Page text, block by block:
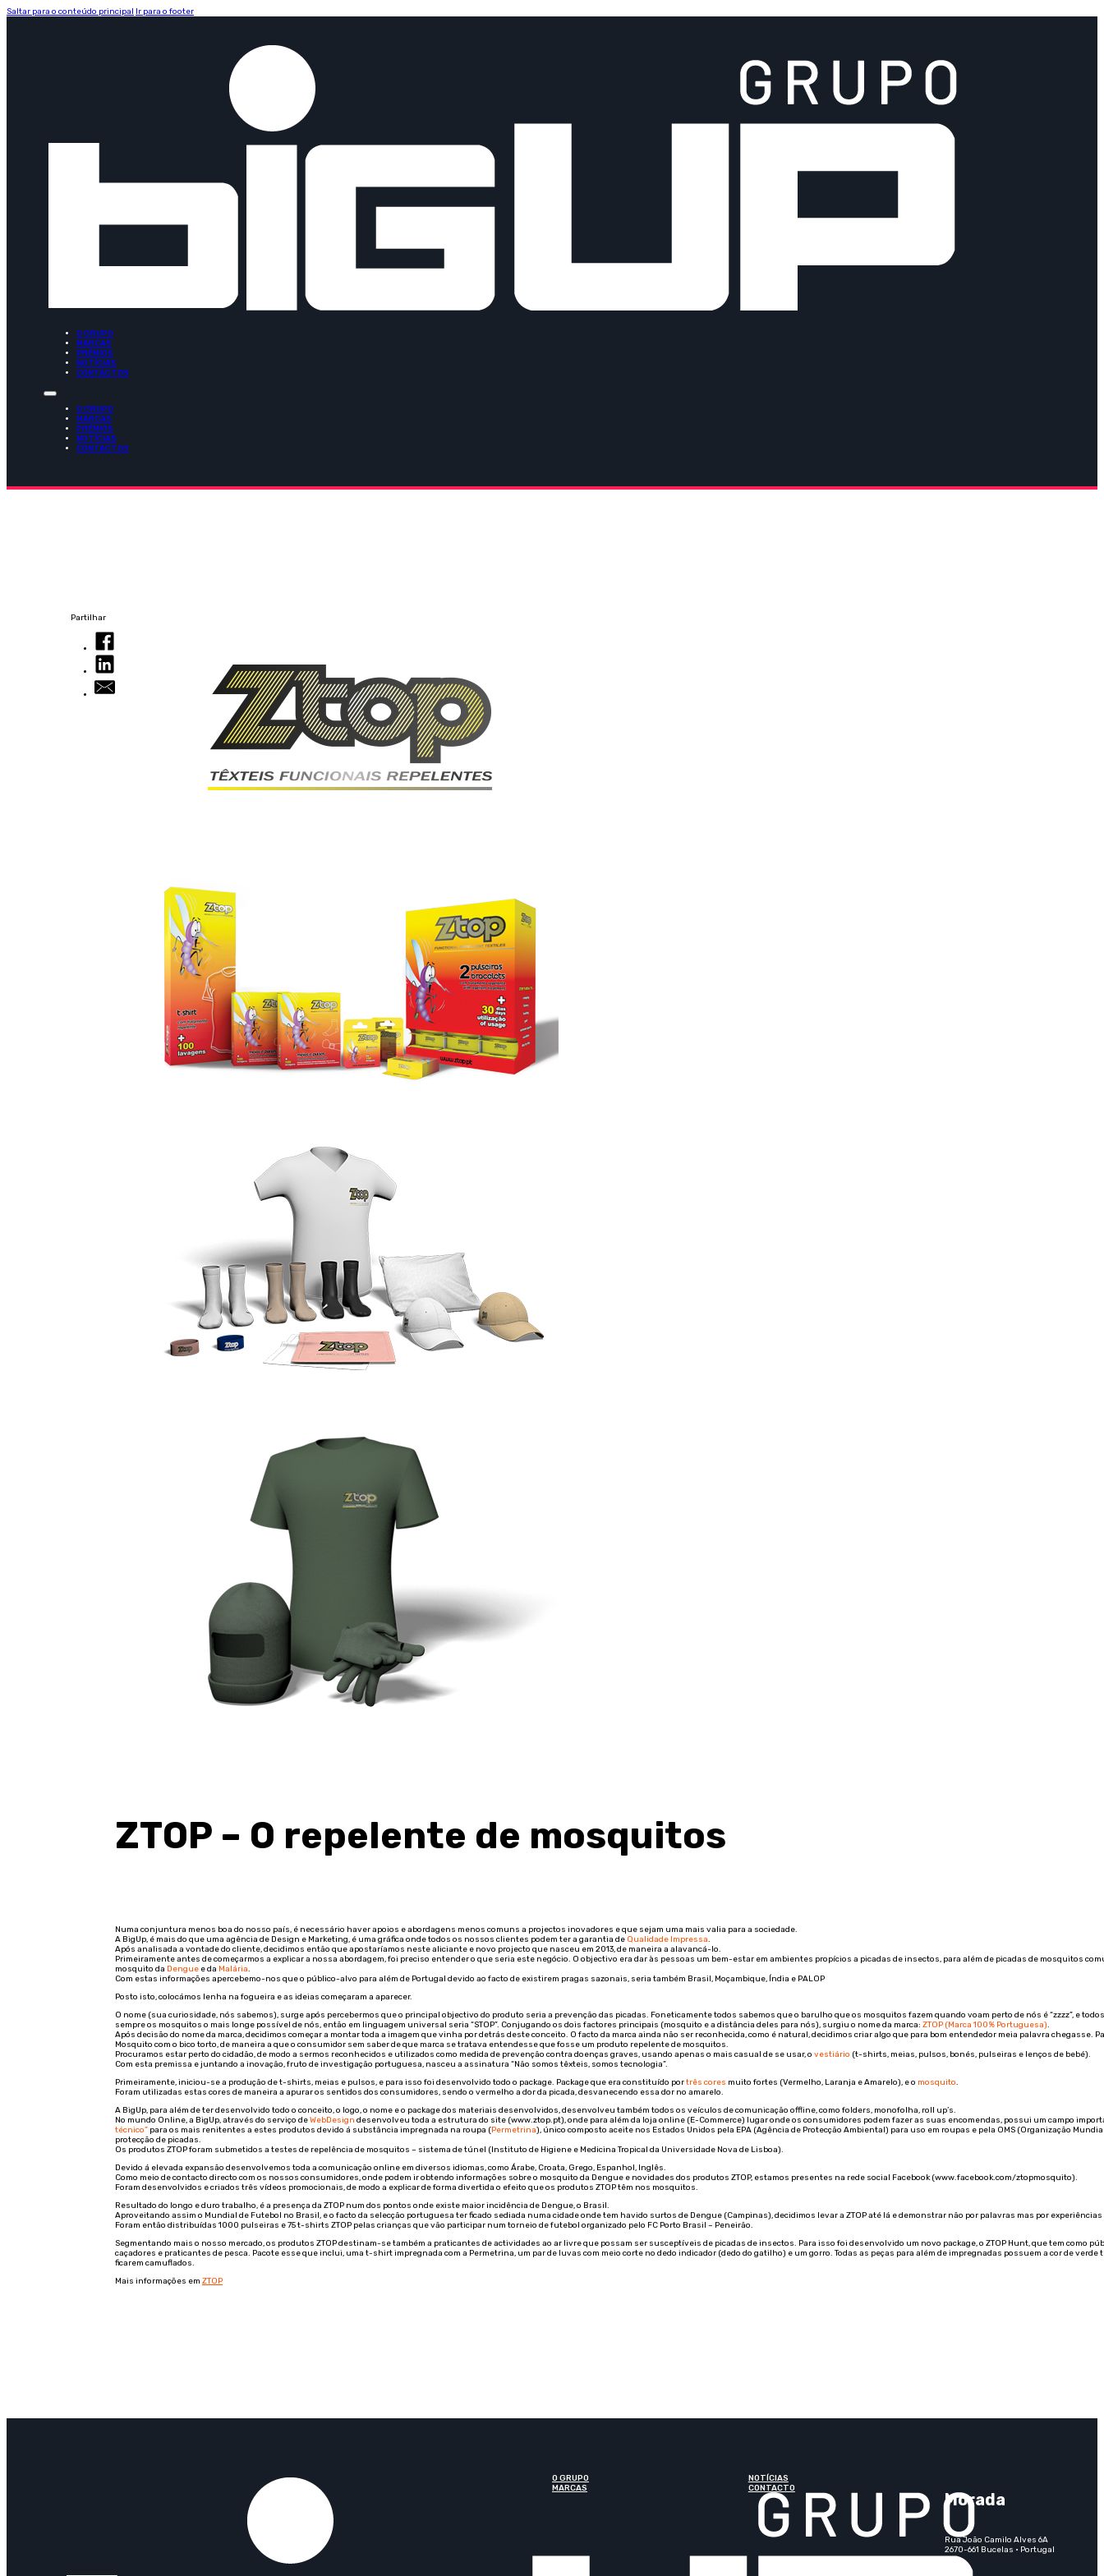
Saltar para o conteúdo principal Ir para o footer
O GRUPO
MARCAS
PRÉMIOS
NOTÍCIAS
CONTACTOS
O GRUPO
MARCAS
PRÉMIOS
NOTÍCIAS
CONTACTOS
Partilhar
ZTOP – O repelente de mosquitos
Numa conjuntura menos boa do nosso país, é necessário haver apoios e abordagens menos comuns a projectos inovadores e que sejam uma mais valia para a sociedade.
A BigUp, é mais do que uma agência de Design e Marketing, é uma gráfica onde todos os nossos clientes podem ter a garantia de Qualidade Impressa.
Após analisada a vontade do cliente, decidimos então que apostaríamos neste aliciante e novo projecto que nasceu em 2013, de maneira a alavancá-lo.
Primeiramente antes de começarmos a explicar a nossa abordagem, foi preciso entender o que seria este negócio. O objectivo era dar às pessoas um bem-estar em ambientes propícios a picadas de insectos, para além de picadas de mosquitos
mosquito da Denguee da Malária.
Com estas informações apercebemo-nos que o público-alvo para além de Portugal devido ao facto de existirem pragas sazonais, seria também Brasil, Moçambique, Índia e PALOP
Posto isto, colocámos lenha na fogueira e as ideias começaram a aparecer.
O nome (sua curiosidade, nós sabemos), surge após percebermos que o principal objectivo do produto seria a prevenção das picadas. Foneticamente todos sabemos que o barulho que os mosquitos fazem quando voam perto de nós é “zzzz”, e
sempre os mosquitos o mais longe possível de nós, então em linguagem universal seria “STOP”. Conjugando os dois factores principais (mosquito e a distância deles para nós), surgiu o nome da marca: ZTOP (Marca 100% Portuguesa).
Após decisão do nome da marca, decidimos começar a montar toda a imagem que vinha por detrás deste conceito. O facto da marca ainda não ser reconhecida, como é natural, decidimos criar algo que para bom entendedor meia palavra chegasse.
Mosquito com o bico torto, de maneira a que o consumidor sem saber de que marca se tratava entendesse que fosse um produto repelente de mosquitos.
Procuramos estar perto do cidadão, de modo a sermos reconhecidos e utilizados como medida de prevenção contra doenças graves, usando apenas o mais casual de se usar, o vestiário (t-shirts, meias, pulsos, bonés, pulseiras e lenços de bebé).
Com esta premissa e juntando a inovação, fruto de investigação portuguesa, nasceu a assinatura “Não somos têxteis, somos tecnologia”.
Primeiramente, iniciou-se a produção de t-shirts, meias e pulsos, e para isso foi desenvolvido todo o package. Package que era constituído portrês cores muito fortes (Vermelho, Laranja e Amarelo), e o mosquito.
Foram utilizadas estas cores de maneira a apurar os sentidos dos consumidores, sendo o vermelho a dor da picada, desvanecendo essa dor no amarelo.
A BigUp, para além de ter desenvolvido todo o conceito, o logo, o nome e o package dos materiais desenvolvidos, desenvolveu também todos os veículos de comunicação offline, como folders, monofolha, roll up’s.
No mundo Online, a BigUp, através do serviço deWebDesign desenvolveu toda a estrutura do site (www.ztop.pt), onde para além da loja online (E-Commerce) lugar onde os consumidores podem fazer as suas encomendas, possui um campo
técnico”para os mais renitentes a estes produtos devido á substância impregnada na roupa (Permetrina), único composto aceite nos Estados Unidos pela EPA (Agência de Protecção Ambiental) para uso em roupas e pela OMS (Organização
protecção de picadas.
Os produtos ZTOP foram submetidos a testes de repelência de mosquitos – sistema de túnel (Instituto de Higiene e Medicina Tropical da Universidade Nova de Lisboa).
Devido á elevada expansão desenvolvemos toda a comunicação online em diversos idiomas, como Árabe, Croata, Grego, Espanhol, Inglês.
Como meio de contacto directo com os nossos consumidores, onde podem ir obtendo informações sobre o mosquito da Dengue e novidades dos produtos ZTOP, estamos presentes na rede social Facebook (www.facebook.com/ztopmosquito).
Foram desenvolvidos e criados três vídeos promocionais, de modo a explicar de forma divertida o efeito que os produtos ZTOP têm nos mosquitos.
Resultado do longo e duro trabalho, é a presença da ZTOP num dos pontos onde existe maior incidência de Dengue, o Brasil.
Aproveitando assim o Mundial de Futebol no Brasil, e o facto da selecção portuguesa ter ficado sediada numa cidade onde tem havido surtos de Dengue (Campinas), decidimos levar a ZTOP até lá e demonstrar não por palavras mas por experiências
Foram então distribuídas 1000 pulseiras e 75 t-shirts ZTOP pelas crianças que vão participar num torneio de futebol organizado pelo FC Porto Brasil – Peneirão.
Segmentando mais o nosso mercado, os produtos ZTOP destinam-se também a praticantes de actividades ao ar livre que possam ser susceptíveis de picadas de insectos. Para isso foi desenvolvido um novo package, o ZTOP Hunt, que tem como
caçadores e praticantes de pesca. Pacote esse que inclui, uma t-shirt impregnada com a Permetrina, um par de luvas com meio corte no dedo indicador (dedo do gatilho) e um gorro. Todas as peças para além de impregnadas possuem a cor de verde
ficarem camuflados.
Mais informações em ZTOP
O GRUPO
MARCAS
NOTÍCIAS
CONTACTO
Morada
Rua João Camilo Alves 6A
2670-661 Bucelas · Portugal